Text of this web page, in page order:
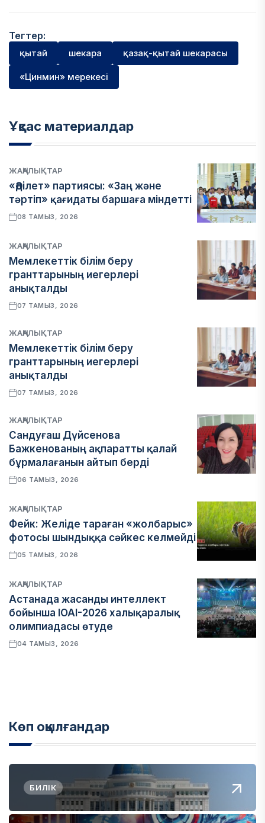
Тегтер:
қытай шекара қазақ-қытай шекарасы
«Цинмин» мерекесі
Ұқсас материалдар
ЖАҢАЛЫҚТАР
«Әділет» партиясы: «Заң және
тәртіп» қағидаты баршаға міндетті
08 ТАМЫЗ, 2026
ЖАҢАЛЫҚТАР
Мемлекеттік білім беру
гранттарының иегерлері
анықталды
07 ТАМЫЗ, 2026
ЖАҢАЛЫҚТАР
Мемлекеттік білім беру
гранттарының иегерлері
анықталды
07 ТАМЫЗ, 2026
ЖАҢАЛЫҚТАР
Сандуғаш Дүйсенова
Бажкенованың ақпаратты қалай
бұрмалағанын айтып берді
06 ТАМЫЗ, 2026
ЖАҢАЛЫҚТАР
Фейк: Желіде тараған «жолбарыс»
фотосы шындыққа сәйкес келмейді
05 ТАМЫЗ, 2026
ЖАҢАЛЫҚТАР
Астанада жасанды интеллект
бойынша IOAI-2026 халықаралық
олимпиадасы өтуде
04 ТАМЫЗ, 2026
Көп оқылғандар
БИЛІК